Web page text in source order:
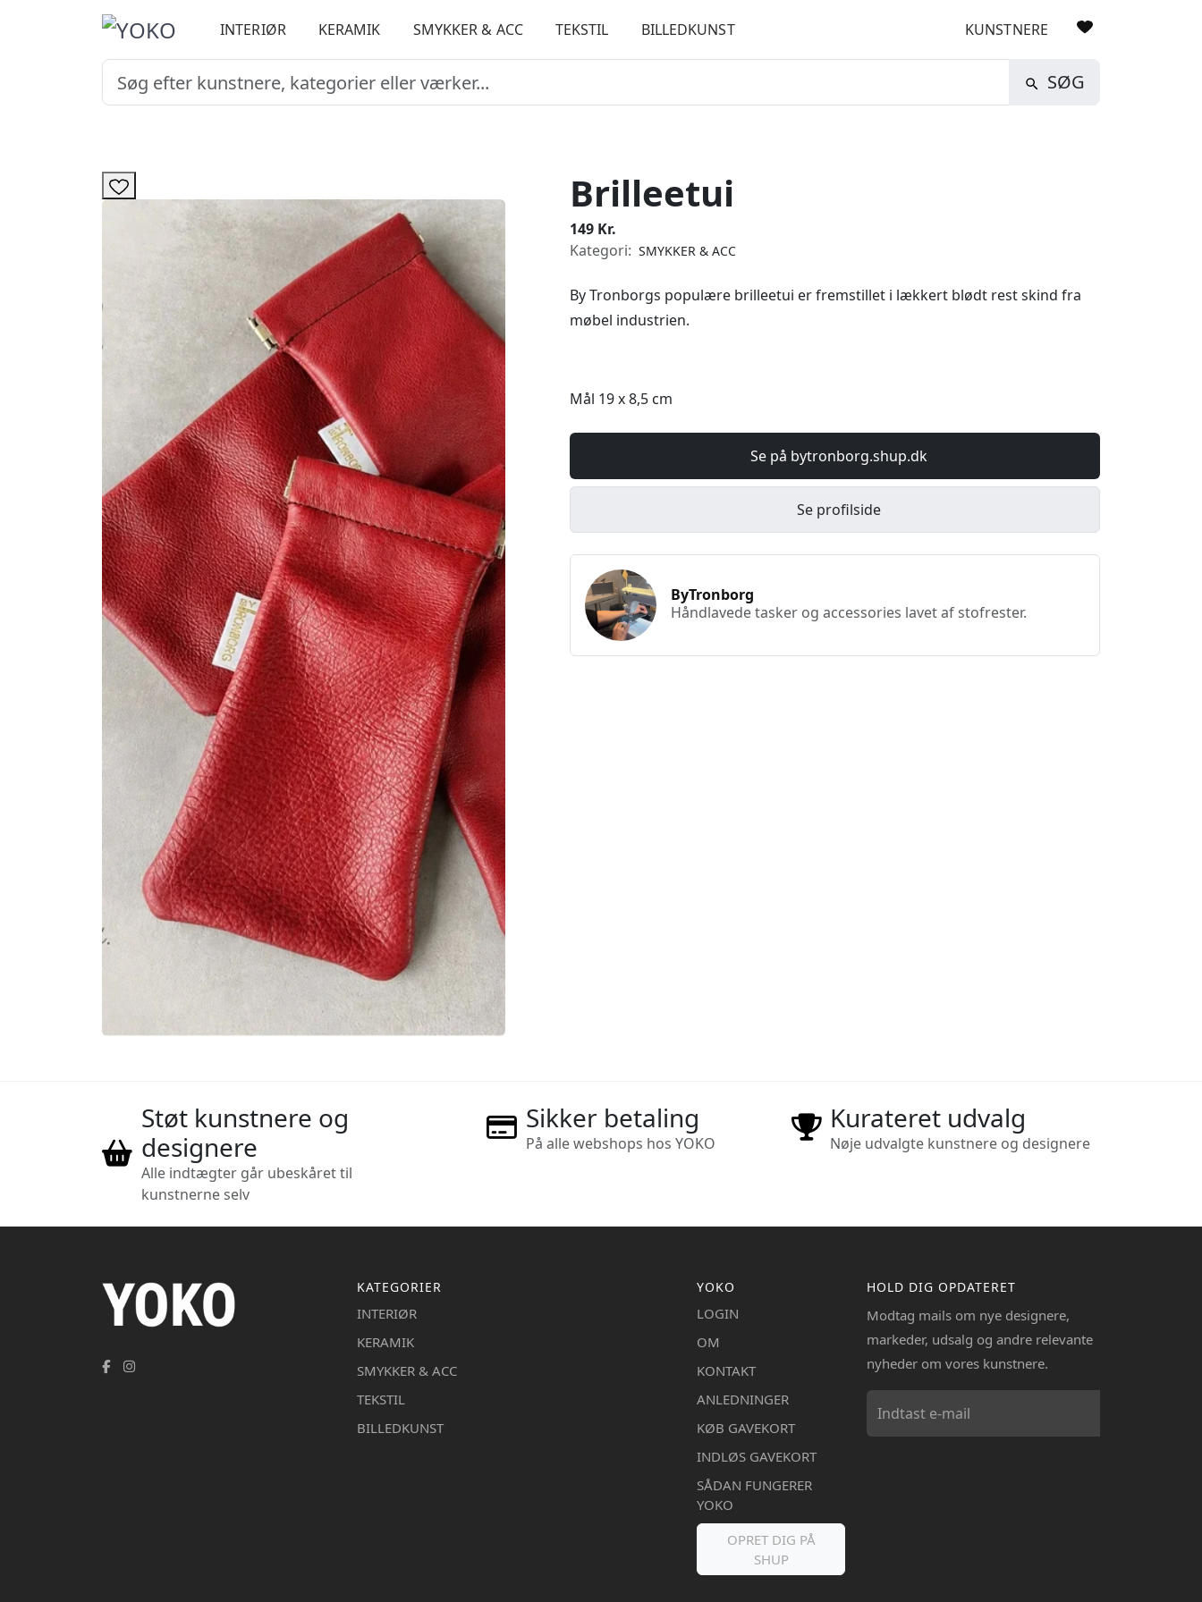
INTERIØR KERAMIK SMYKKER & ACC TEKSTIL BILLEDKUNST KUNSTNERE
SØG
Brilleetui
149 Kr.
Kategori: SMYKKER & ACC
By Tronborgs populære brilleetui er fremstillet i lækkert blødt rest skind fra
møbel industrien.
Mål 19 x 8,5 cm
Se på bytronborg.shup.dk
Se profilside
ByTronborg
Håndlavede tasker og accessories lavet af stofrester.
Støt kunstnere og
designere
Alle indtægter går ubeskåret til
kunstnerne selv
Sikker betaling
På alle webshops hos YOKO
Kurateret udvalg
Nøje udvalgte kunstnere og designere
KATEGORIER
INTERIØR
KERAMIK
SMYKKER & ACC
TEKSTIL
BILLEDKUNST
YOKO
LOGIN
OM
KONTAKT
ANLEDNINGER
KØB GAVEKORT
INDLØS GAVEKORT
SÅDAN FUNGERER
YOKO
OPRET DIG PÅ
SHUP
HOLD DIG OPDATERET
Modtag mails om nye designere,
markeder, udsalg og andre relevante
nyheder om vores kunstnere.